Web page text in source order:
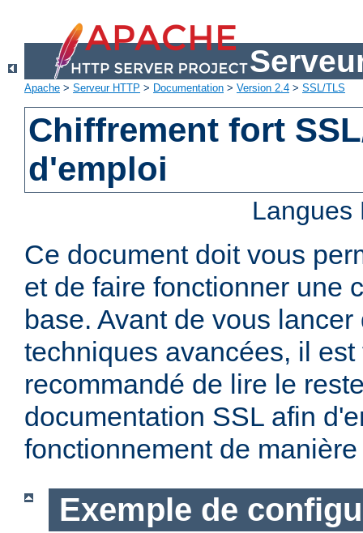
Apache > Serveur HTTP > Documentation > Version 2.4 > SSL/TLS
Chiffrement fort
d'emploi
Ce document doit vous
et de faire fonctionner une
base. Avant de vous
techniques avancées, il est
recommandé de lire le
documentation SSL afin
fonctionnement de
Exemple de